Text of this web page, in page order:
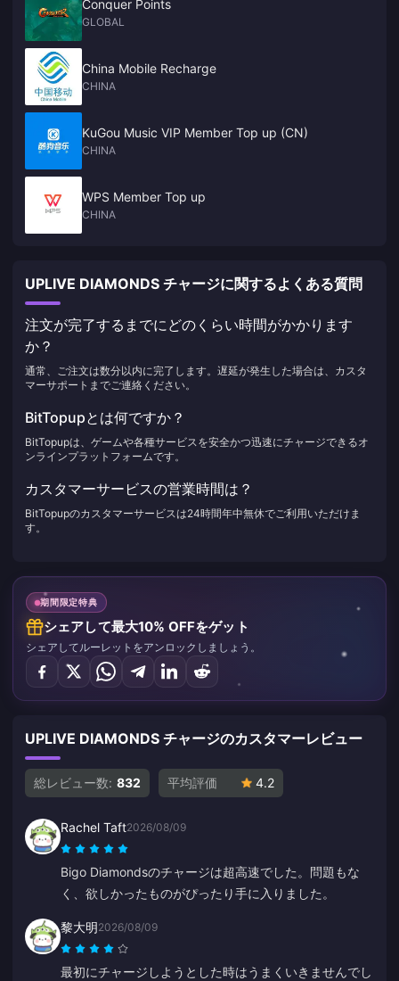
Conquer Points
GLOBAL
China Mobile Recharge
CHINA
KuGou Music VIP Member Top up (CN)
CHINA
WPS Member Top up
CHINA
UPLIVE DIAMONDS チャージに関するよくある質問
注文が完了するまでにどのくらい時間がかかります
か？
通常、ご注文は数分以内に完了します。遅延が発生した場合は、カスタ
マーサポートまでご連絡ください。
BitTopupとは何ですか？
BitTopupは、ゲームや各種サービスを安全かつ迅速にチャージできるオ
ンラインプラットフォームです。
カスタマーサービスの営業時間は？
BitTopupのカスタマーサービスは24時間年中無休でご利用いただけま
す。
期間限定特典
シェアして最大10% OFFをゲット
シェアしてルーレットをアンロックしましょう。
UPLIVE DIAMONDS チャージのカスタマーレビュー
総レビュー数: 832 平均評価 4.2
Rachel Taft2026/08/09
Bigo Diamondsのチャージは超高速でした。問題もな
く、欲しかったものがぴったり手に入りました。
黎大明2026/08/09
最初にチャージしようとした時はうまくいきませんでし